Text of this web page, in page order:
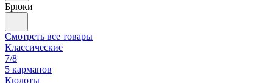
Брюки
Смотреть все товары
Классические
7/8
5 карманов
Кюлоты